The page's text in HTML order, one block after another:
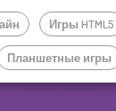
Игры HTML5
Планшетные игры